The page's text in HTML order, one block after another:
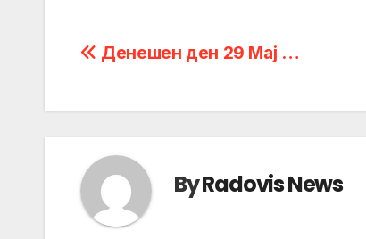
Post
Денешен ден 29 Мaj …
ByRadovis News